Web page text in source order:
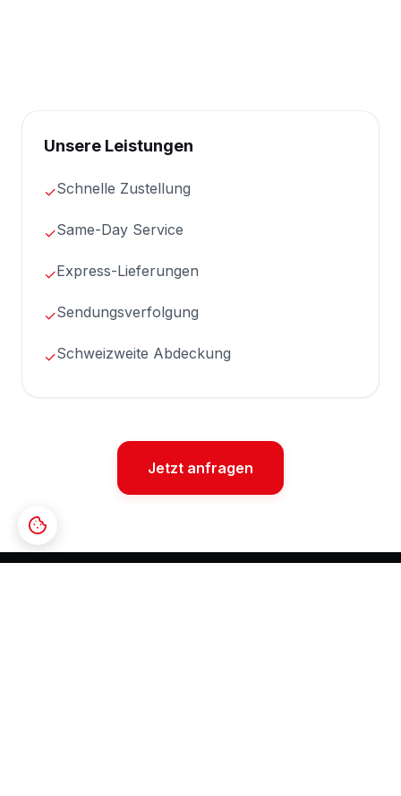
Unsere Leistungen
✓Schnelle Zustellung
✓Same-Day Service
✓Express-Lieferungen
✓Sendungsverfolgung
✓Schweizweite Abdeckung
Jetzt anfragen